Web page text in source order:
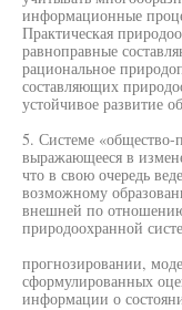
информационные
Практическая
равноправные
рациональное
составляющих
устойчивое развитие
5. Системе «общество-
выражающееся в
что в свою очередь
возможному
внешней по
природоохранной
прогнозировании,
сформулированных
информации о